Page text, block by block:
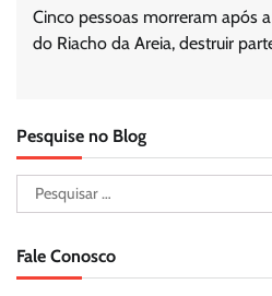
Cinco pessoas morreram após
do Riacho da Areia, destruir
Pesquise no Blog
Pesquisar
por:
Fale Conosco